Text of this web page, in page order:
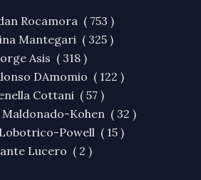
Rocamora ( 753 )
Mantegari ( 325 )
Asis ( 318 )
DAmomio ( 122 )
Cottani ( 57 )
Kohen ( 32 )
Powell ( 15 )
Lucero ( 2 )